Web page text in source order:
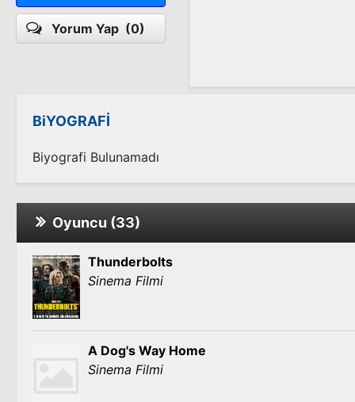
Yorum Yap (0)
BiYOGRAFİ
Biyografi Bulunamadı
Oyuncu (33)
Thunderbolts
Sinema Filmi
A Dog's Way Home
Sinema Filmi